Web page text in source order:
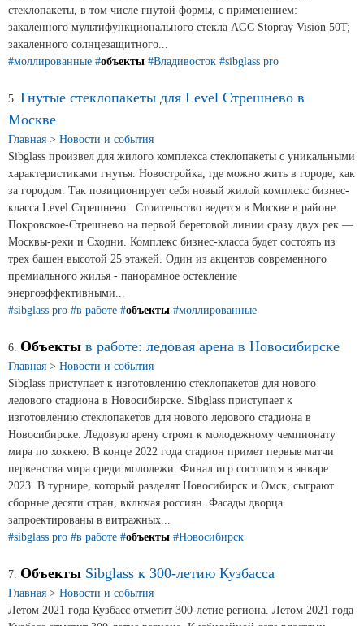
стеклопакеты, в том числе гнутой формы, с применением:
закаленного мультифункционального стекла AGC Stopray Vision 50T;
закаленного солнцезащитного...
#моллированные #объекты #Владивосток #sibglass pro
5. Гнутые стеклопакеты для Level Стрешнево в
Москве
Главная > Новости и события
Sibglass произвел для жилого комплекса стеклопакеты с уникальными
характеристиками гнутья. Новостройка, где можно жить в городе, как
за городом. Так позиционирует себя новый жилой комплекс бизнес-
класса Level Стрешнево . Стоительство ведется в Москве в районе
Покровское-Стрешнево на первой береговой линии сразу двух рек —
Москвы-реки и Сходни. Комплекс бизнес-класса будет состоять из
трех башен высотой 25 этажей. Один из акцентов современного
премиального жилья - панорамное остекление
энергоэффективными...
#sibglass pro #в работе #объекты #моллированные
6. Объекты в работе: ледовая арена в Новосибирске
Главная > Новости и события
Sibglass приступает к изготовлению стеклопакетов для нового
ледового стадиона в Новосибирске. Sibglass приступает к
изготовлению стеклопакетов для нового ледового стадиона в
Новосибирске. Ледовую арену строят к молодежному чемпионату
мира по хоккею. В конце 2022 года стадион примет первые матчи
первенства мира среди молодежи. Финал игр состоится в январе
2023. В турнире, который разделят Новосибирск и Омск, сыграют
сборные десяти стран, включая россиян. Фасады дворца
запроектированы в витражных...
#sibglass pro #в работе #объекты #Новосибирск
7. Объекты Sibglass к 300-летию Кузбасса
Главная > Новости и события
Летом 2021 года Кузбасс отметит 300-летие региона. Летом 2021 года